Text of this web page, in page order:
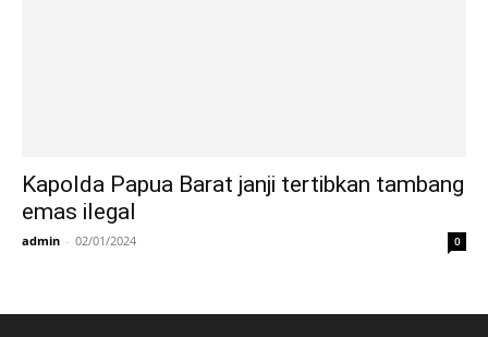
Kapolda Papua Barat janji tertibkan tambang
emas ilegal
admin - 02/01/2024 0